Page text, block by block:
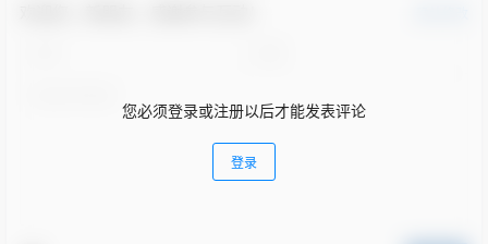
您必须登录或注册以后才能发表评论
登录